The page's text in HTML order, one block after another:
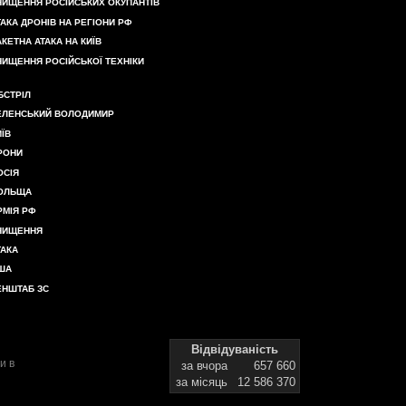
РОСІЙСЬКИХ ОКУПАНТІВ
ДРОНІВ НА РЕГІОНИ РФ
АТАКА НА КИЇВ
РОСІЙСЬКОЇ ТЕХНІКИ
ВОЛОДИМИР
РФ
ЗС
в
Відвідуваність
за вчора
657 660
за місяць
12 586 370